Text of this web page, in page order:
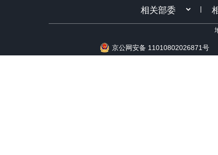
|
京公网安备 11010802026871号